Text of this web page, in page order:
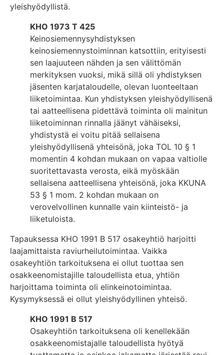
yleishyödyllistä.
KHO 1973 T 425
Keinosiemennysyhdistyksen
keinosiemennystoiminnan katsottiin, erityisesti
sen laajuuteen nähden ja sen välittömän
merkityksen vuoksi, mikä sillä oli yhdistyksen
jäsenten karjataloudelle, olevan luonteeltaan
liiketoimintaa. Kun yhdistyksen yleishyödyllisenä
tai aatteellisena pidettävä toiminta oli mainitun
liiketoiminnan rinnalla jäänyt vähäiseksi,
yhdistystä ei voitu pitää sellaisena
yleishyödyllisenä yhteisönä, joka TOL 10 § 1
momentin 4 kohdan mukaan on vapaa valtiolle
suoritettavasta verosta, eikä myöskään
sellaisena aatteellisena yhteisönä, joka KKUNA
53 § 1 mom. 2 kohdan mukaan on
verovelvollinen kunnalle vain kiinteistö- ja
liiketuloista.
Tapauksessa KHO 1991 B 517 osakeyhtiö harjoitti
laajamittaista raviurheilutoimintaa. Vaikka
osakeyhtiön tarkoituksena ei ollut tuottaa sen
osakkeenomistajille taloudellista etua, yhtiön
harjoittama toiminta oli elinkeinotoimintaa.
Kysymyksessä ei ollut yleishyödyllinen yhteisö.
KHO 1991 B 517
Osakeyhtiön tarkoituksena oli kenellekään
osakkeenomistajalle taloudellista hyötyä